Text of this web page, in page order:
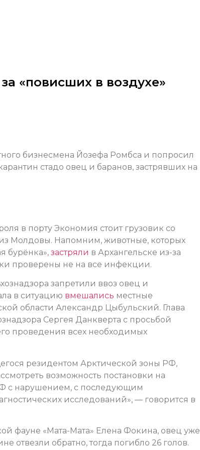
«повисших в воздухе»
бизнесмена Йозефа Ромбса и попросил
стадо овец и баранов, застрявших на
в порту Экономия стоит грузовик со
Молдовы. Напомним, животные, которых
бурёнка», застряли в Архангельске из-за
проверены не на все инфекции.
запретили ввоз овец и
в ситуацию вмешались местные
области Александр Цыбульский. Глава
Сергея Данкверта с просьбой
проведения всех необходимых
резидентом Арктической зоны РФ,
возможность постановки на
с нарушением, с последующим
исследований», — говорится в
фауне «Мата-Мата» Елена Фокина, овец уже
отвезли обратно, тогда погибло 26 голов.